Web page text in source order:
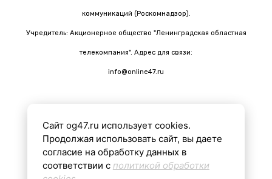
коммуникаций (Роскомнадзор).
Учредитель: Акционерное общество "Ленинградская областная
телекомпания". Адрес для связи:
info@online47.ru
Все материалы на сайте подготовлены с помощью ИИ
16+
Сайт og47.ru использует cookies.
Продолжая использовать сайт, вы даете
согласие на обработку данных в
соответствии с политикой обработки